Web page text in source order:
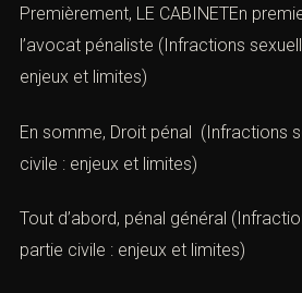
Premièrement, LE CABINETEn
l’avocat pénaliste (Infractions
enjeux et limites)
En somme, Droit pénal (Infractions
civile : enjeux et limites)
Tout d’abord, pénal général
partie civile : enjeux et limites)